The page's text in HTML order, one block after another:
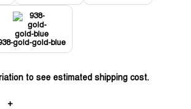
gold-gold-blue
to see estimated shipping cost.